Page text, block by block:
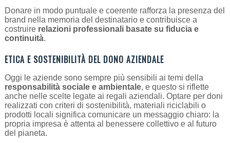
Donare in modo puntuale e coerente rafforza la presenza del
brand nella memoria del destinatario e contribuisce a
costruire relazioni professionali basate su fiducia e
continuità.
ETICA E SOSTENIBILITÀ DEL DONO AZIENDALE
Oggi le aziende sono sempre più sensibili ai temi della
responsabilità sociale e ambientale, e questo si riflette
anche nelle scelte legate ai regali aziendali. Optare per doni
realizzati con criteri di sostenibilità, materiali riciclabili o
prodotti locali significa comunicare un messaggio chiaro: la
propria impresa è attenta al benessere collettivo e al futuro
del pianeta.